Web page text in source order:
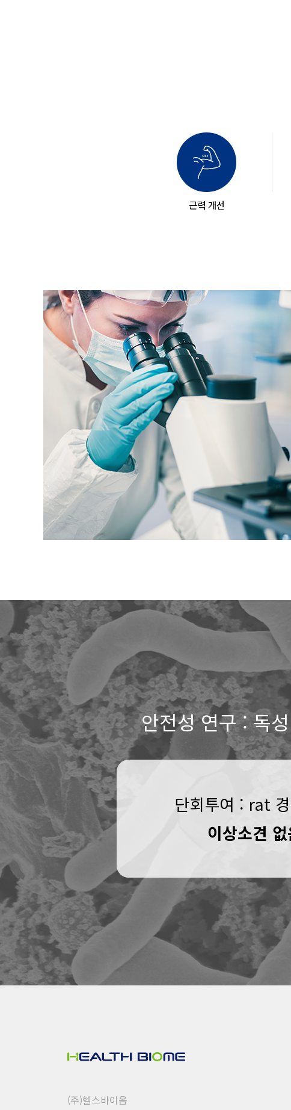
근력 개선
안전성 연구 : 독
단회투여 : rat
이상소견
(주)헬스바이옴